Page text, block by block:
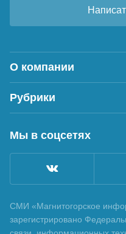
О компании
Рубрики
Мы в соцсетях
СМИ «Магнитогорское
зарегистрировано